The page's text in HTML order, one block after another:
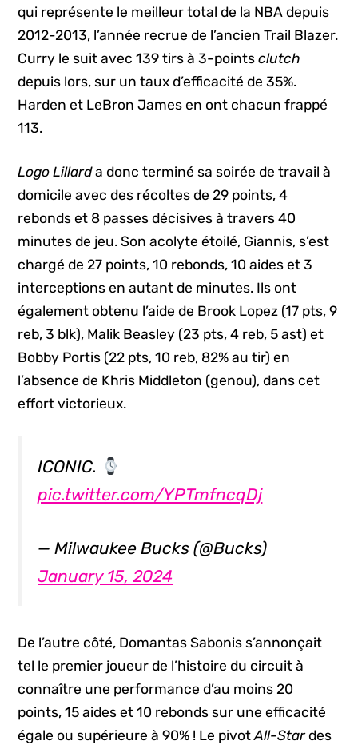
qui représente le meilleur total de la NBA depuis
2012-2013, l’année recrue de l’ancien Trail Blazer.
Curry le suit avec 139 tirs à 3-pointsclutch
depuis lors, sur un taux d’efficacité de 35%.
Harden et LeBron James en ont chacun frappé
113.
Logo Lillarda donc terminé sa soirée de travail à
domicile avec des récoltes de 29 points, 4
rebonds et 8 passes décisives à travers 40
minutes de jeu. Son acolyte étoilé, Giannis, s’est
chargé de 27 points, 10 rebonds, 10 aides et 3
interceptions en autant de minutes. Ils ont
également obtenu l’aide de Brook Lopez (17 pts, 9
reb, 3 blk), Malik Beasley (23 pts, 4 reb, 5 ast) et
Bobby Portis (22 pts, 10 reb, 82% au tir) en
l’absence de Khris Middleton (genou), dans cet
effort victorieux.
ICONIC.
pic.twitter.com/YPTmfncqDj
— Milwaukee Bucks (@Bucks)
January 15, 2024
De l’autre côté, Domantas Sabonis s’annonçait
tel le premier joueur de l’histoire du circuit à
connaître une performance d’au moins 20
points, 15 aides et 10 rebonds sur une efficacité
égale ou supérieure à 90% ! Le pivotAll-Stardes